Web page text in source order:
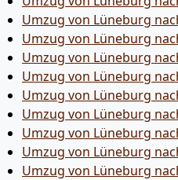
Umzug von Lüneburg
Umzug von Lüneburg
Umzug von Lüneburg
Umzug von Lüneburg
Umzug von Lüneburg
Umzug von Lüneburg
Umzug von Lüneburg
Umzug von Lüneburg
Umzug von Lüneburg